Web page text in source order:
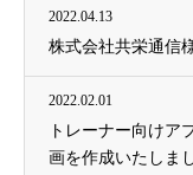
2022.04.13
株式会社共栄通信
2022.02.01
トレーナー向けア
画を作成いたしま